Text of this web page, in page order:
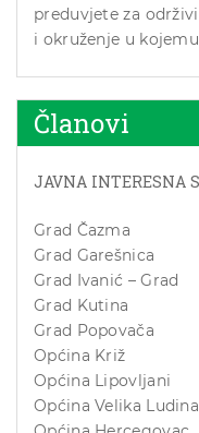
preduvjete za
i okruženje u
Članovi
JAVNA INTERESNA
Grad Čazma
Grad Garešnica
Grad Ivanić – Grad
Grad Kutina
Grad Popovača
Općina Križ
Općina Lipovljani
Općina Velika Ludina